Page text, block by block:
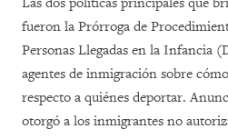
fueron la Prórroga de
Personas Llegadas en la Infancia
agentes de inmigración sobre
respecto a quiénes deportar.
otorgó a los inmigrantes no